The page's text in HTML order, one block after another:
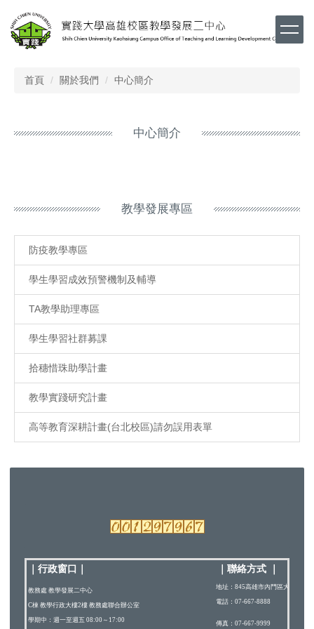
到
主
首頁 關於我們 中心簡介
中心簡介
教學發展專區
防疫教學專區
學生學習成效預警機制及輔導
TA教學助理專區
學生學習社群募課
拾穗惜珠助學計畫
教學實踐研究計畫
高等教育深耕計畫(台北校區)請勿誤用表單
｜行政窗口 聯絡方式
教務處 教學發展二中心
C棟 教學行政大樓2樓 教務處聯合辦公室
學期中：週一至週五 08:00～17:00
地址：845高雄市內門區大學路200
電話：07-667-8888
傳真：07-667-9999